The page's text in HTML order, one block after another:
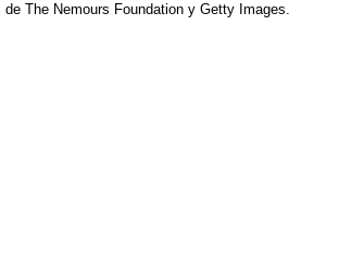
de The Nemours Foundation y Getty Images.